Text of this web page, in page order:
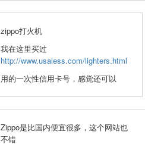
zippo打火机
我在这里买过
http://www.usaless.com/lighters.html
用的一次性信用卡号，感觉还可以
Zippo是比国内便宜很多，这个网站也
不错